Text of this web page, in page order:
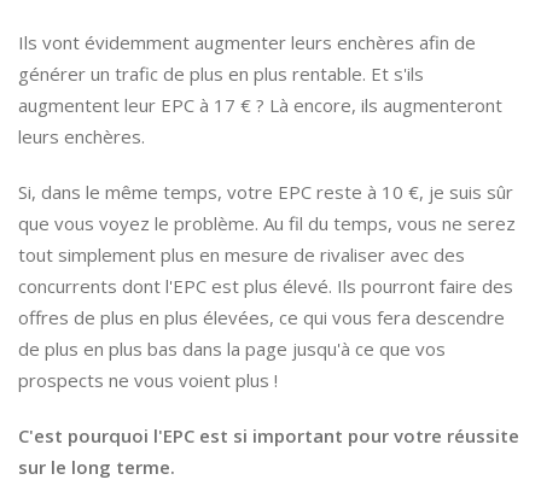
Ils vont évidemment augmenter leurs enchères afin de
générer un trafic de plus en plus rentable. Et s'ils
augmentent leur EPC à 17 € ? Là encore, ils augmenteront
leurs enchères.
Si, dans le même temps, votre EPC reste à 10 €, je suis sûr
que vous voyez le problème. Au fil du temps, vous ne serez
tout simplement plus en mesure de rivaliser avec des
concurrents dont l'EPC est plus élevé. Ils pourront faire des
offres de plus en plus élevées, ce qui vous fera descendre
de plus en plus bas dans la page jusqu'à ce que vos
prospects ne vous voient plus !
C'est pourquoi l'EPC est si important pour votre réussite
sur le long terme.